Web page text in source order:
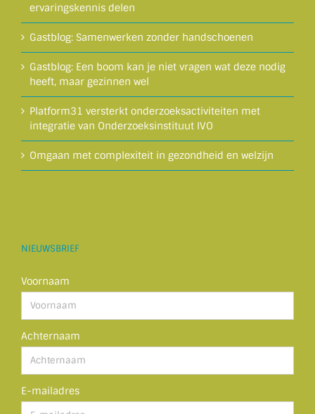
ervaringskennis delen
Gastblog: Samenwerken zonder handschoenen
Gastblog: Een boom kan je niet vragen wat deze nodig
heeft, maar gezinnen wel
Platform31 versterkt onderzoeksactiviteiten met
integratie van Onderzoeksinstituut IVO
Omgaan met complexiteit in gezondheid en welzijn
NIEUWSBRIEF
Voornaam
Achternaam
E-mailadres